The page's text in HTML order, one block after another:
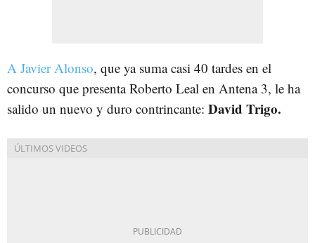
A Javier Alonso, que ya suma casi 40 tardes en el
concurso que presenta Roberto Leal en Antena 3, le ha
salido un nuevo y duro contrincante: David Trigo.